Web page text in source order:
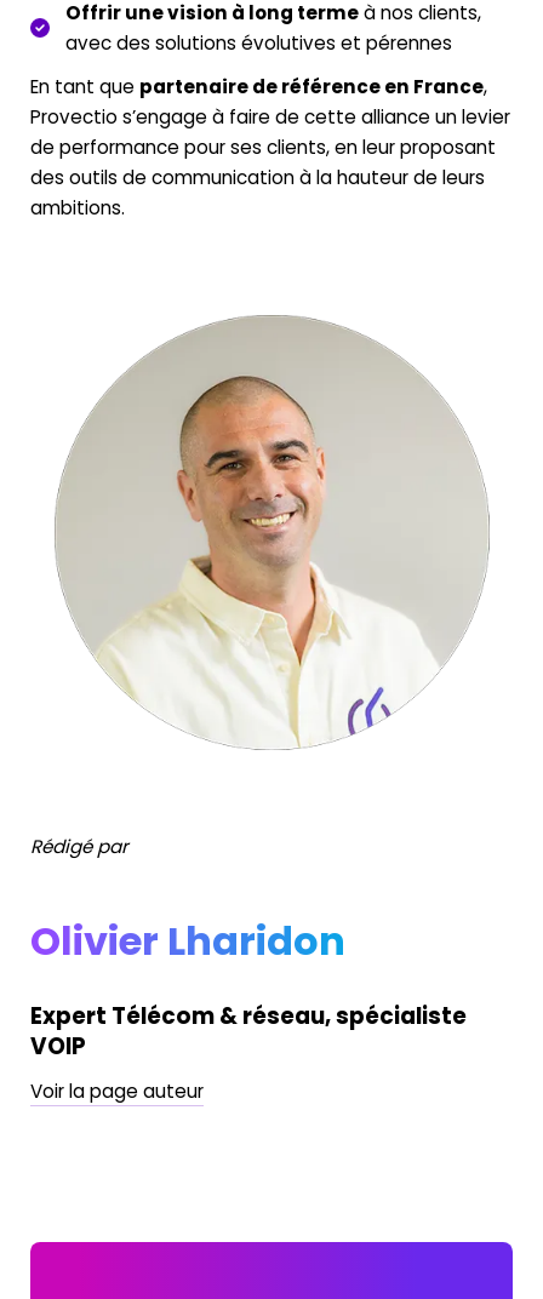
Offrir une vision à long termeà nos clients,
avec des solutions évolutives et pérennes
En tant que partenaire de référence en France,
Provectio s’engage à faire de cette alliance un levier
de performance pour ses clients, en leur proposant
des outils de communication à la hauteur de leurs
ambitions.
Rédigé par
Olivier Lharidon
Expert Télécom & réseau, spécialiste
VOIP
Voir la page auteur